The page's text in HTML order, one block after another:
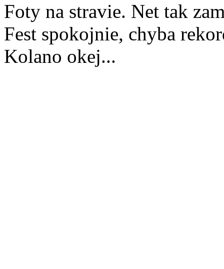
Foty na stravie. Net tak
Fest spokojnie, chyba
Kolano okej...